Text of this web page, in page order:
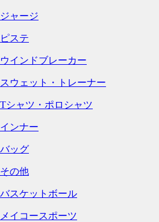
ジャージ
ピステ
ウインドブレーカー
スウェット・トレーナー
Tシャツ・ポロシャツ
インナー
バッグ
その他
バスケットボール
メイコースポーツ